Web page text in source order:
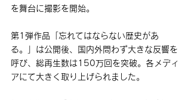
を舞台に撮影を開始。
第1弾作品「忘れてはならない歴史があ
る。」は公開後、国内外問わず大きな反響を
呼び、総再生数は150万回を突破。各メディ
アにて大きく取り上げられました。